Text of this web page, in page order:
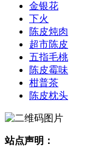
金银花
下火
陈皮炖肉
超市陈皮
五指毛桃
陈皮霉味
柑普茶
陈皮枕头
站点声明：